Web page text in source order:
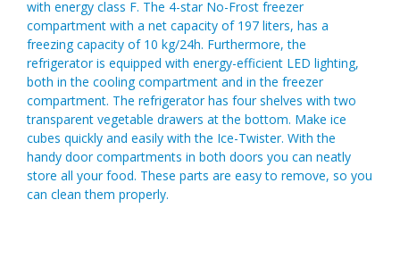
with energy class F. The 4-star No-Frost freezer
compartment with a net capacity of 197 liters, has a
freezing capacity of 10 kg/24h. Furthermore, the
refrigerator is equipped with energy-efficient LED lighting,
both in the cooling compartment and in the freezer
compartment. The refrigerator has four shelves with two
transparent vegetable drawers at the bottom. Make ice
cubes quickly and easily with the Ice-Twister. With the
handy door compartments in both doors you can neatly
store all your food. These parts are easy to remove, so you
can clean them properly.